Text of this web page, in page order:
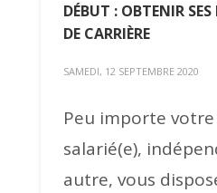
DÉBUT : OBTENIR
DE CARRIÈRE
SAMEDI, 12 SEPTEMBRE 2020
Peu importe
salarié(e),
autre, vous